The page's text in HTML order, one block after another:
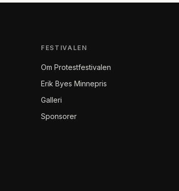
FESTIVALEN
Om Protestfestivalen
Erik Byes Minnepris
Galleri
Sponsorer